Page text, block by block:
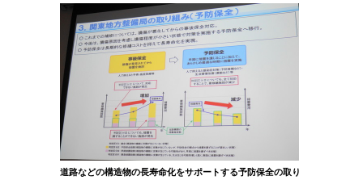
道路などの構造物の長寿命化をサポートする予防保全の取り